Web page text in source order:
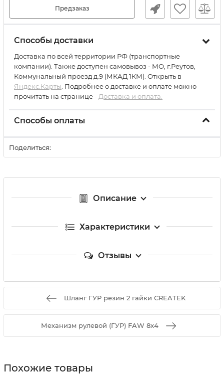
Предзаказ
Способы доставки
Доставка по всей территории РФ (транспортные
компании). Также доступен самовывоз - МО, г.Реутов,
Коммунальный проезд д.9 (МКАД 1КМ). Открыть в
Яндекс.Карты . Подробнее о доставке и оплате можно
прочитать на странице - Доставка и оплата.
Способы оплаты
Поделиться:
Описание
Характеристики
Отзывы
Шланг ГУР резин 2 гайки CREATEK
Механизм рулевой (ГУР) FAW 8x4
Похожие товары